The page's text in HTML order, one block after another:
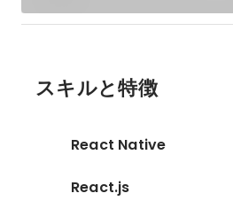
スキルと特徴
React Native
React.js